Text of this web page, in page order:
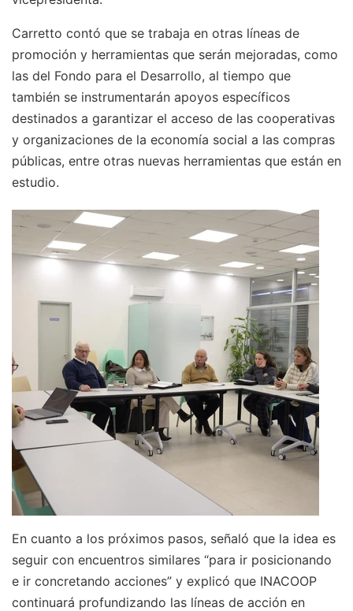
Carretto contó que se trabaja en otras líneas de
promoción y herramientas que serán mejoradas, como
las del Fondo para el Desarrollo, al tiempo que
también se instrumentarán apoyos específicos
destinados a garantizar el acceso de las cooperativas
y organizaciones de la economía social a las compras
públicas, entre otras nuevas herramientas que están en
estudio.
En cuanto a los próximos pasos, señaló que la idea es
seguir con encuentros similares “para ir posicionando
e ir concretando acciones” y explicó que INACOOP
continuará profundizando las líneas de acción en